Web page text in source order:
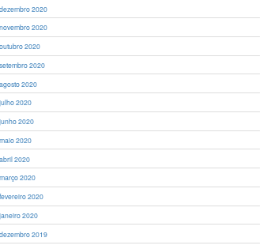
dezembro 2020
novembro 2020
outubro 2020
setembro 2020
agosto 2020
julho 2020
junho 2020
maio 2020
abril 2020
março 2020
fevereiro 2020
janeiro 2020
dezembro 2019